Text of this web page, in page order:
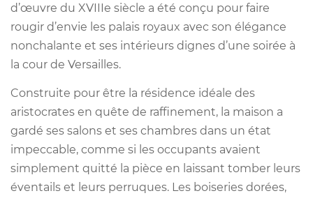
d’œuvre du XVIIIe siècle a été conçu pour faire
rougir d’envie les palais royaux avec son élégance
nonchalante et ses intérieurs dignes d’une soirée à
la cour de Versailles.
Construite pour être la résidence idéale des
aristocrates en quête de raffinement, la maison a
gardé ses salons et ses chambres dans un état
impeccable, comme si les occupants avaient
simplement quitté la pièce en laissant tomber leurs
éventails et leurs perruques. Les boiseries dorées,